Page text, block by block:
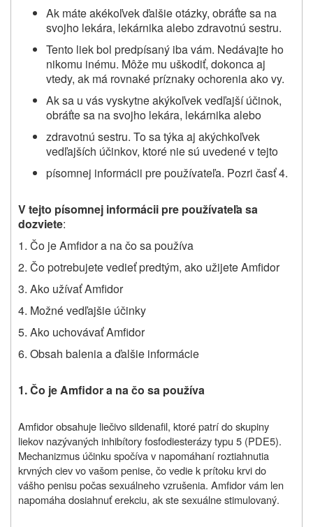
Ak máte akékoľvek ďalšie otázky, obráťte sa na
svojho lekára, lekárnika alebo zdravotnú sestru.
Tento liek bol predpísaný iba vám. Nedávajte ho
nikomu inému. Môže mu uškodiť, dokonca aj
vtedy, ak má rovnaké príznaky ochorenia ako vy.
Ak sa u vás vyskytne akýkoľvek vedľajší účinok,
obráťte sa na svojho lekára, lekárnika alebo
zdravotnú sestru. To sa týka aj akýchkoľvek
vedľajších účinkov, ktoré nie sú uvedené v tejto
písomnej informácii pre používateľa. Pozri časť 4.
V tejto písomnej informácii pre používateľa sa
dozviete:
1. Čo je Amfidor a na čo sa používa
2. Čo potrebujete vedieť predtým, ako užijete Amfidor
3. Ako užívať Amfidor
4. Možné vedľajšie účinky
5. Ako uchovávať Amfidor
6. Obsah balenia a ďalšie informácie
1. Čo je Amfidor a na čo sa používa
Amfidor obsahuje liečivo sildenafil, ktoré patrí do skupiny
liekov nazývaných inhibítory fosfodiesterázy typu 5 (PDE5).
Mechanizmus účinku spočíva v napomáhaní roztiahnutia
krvných ciev vo vašom penise, čo vedie k prítoku krvi do
vášho penisu počas sexuálneho vzrušenia. Amfidor vám len
napomáha dosiahnuť erekciu, ak ste sexuálne stimulovaný.